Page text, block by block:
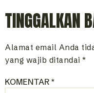
TINGGALKAN
Alamat email Anda
yang wajib ditandai *
KOMENTAR*